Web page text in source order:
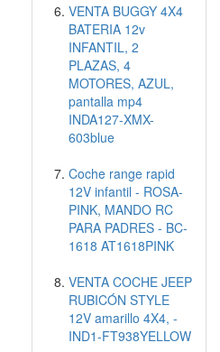
VENTA BUGGY 4X4
BATERIA 12v
INFANTIL, 2
PLAZAS, 4
MOTORES, AZUL,
pantalla mp4
INDA127-XMX-
603blue
Coche range rapid
12V infantil - ROSA-
PINK, MANDO RC
PARA PADRES - BC-
1618 AT1618PINK
VENTA COCHE JEEP
RUBICÓN STYLE
12V amarillo 4X4, -
IND1-FT938YELLOW